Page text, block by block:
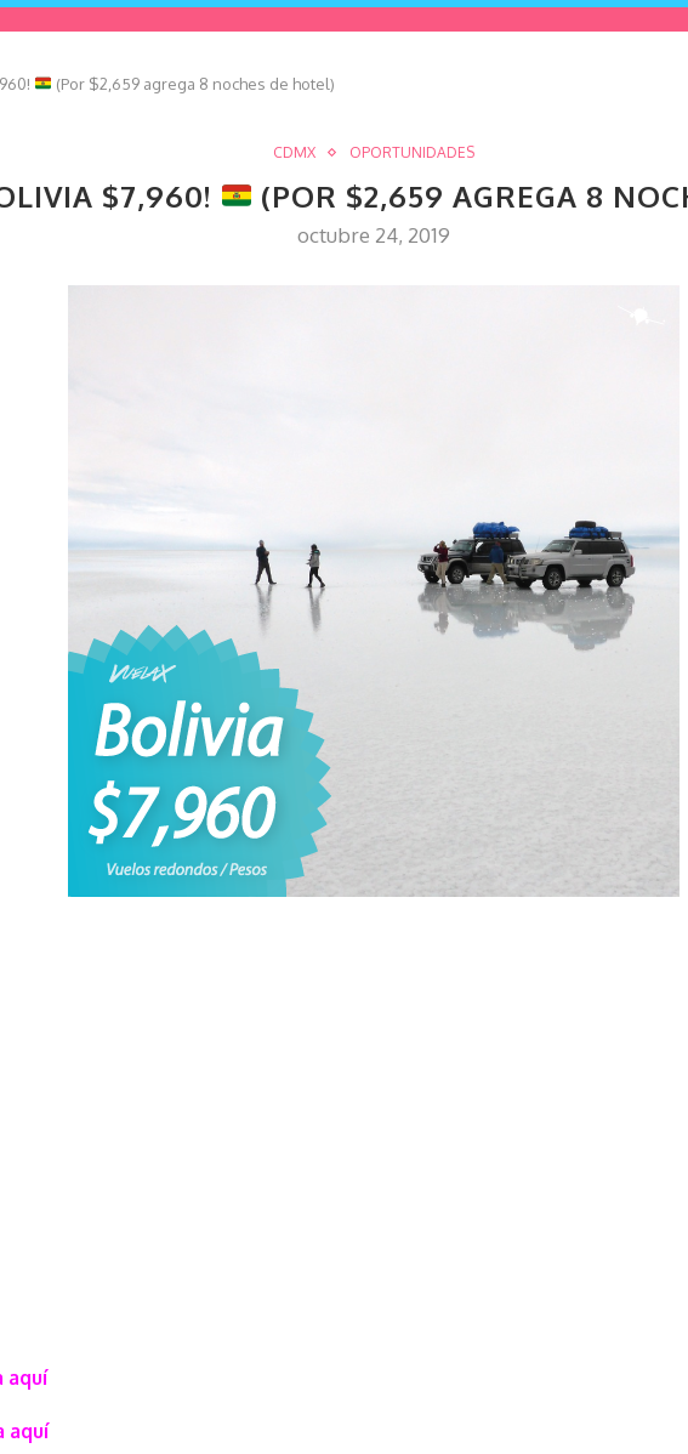
(Por $2,659 agrega 8 noches de hotel)
CDMX OPORTUNIDADES
$7,960! (POR $2,659 AGREGA 8
octubre 24, 2019
aquí
aquí